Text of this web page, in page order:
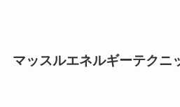
マッスルエネルギーテクニ